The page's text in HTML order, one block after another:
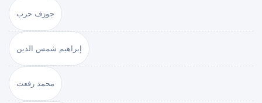
جوزف حرب
إبراهيم شمس الدين
محمد رفعت